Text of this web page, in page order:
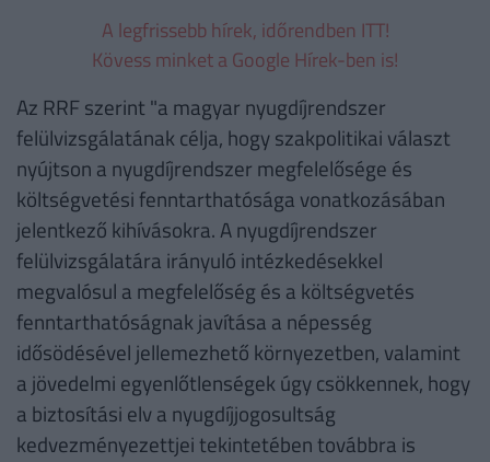
A legfrissebb hírek, időrendben ITT!
Kövess minket a Google Hírek-ben is!
Az RRF szerint "a magyar nyugdíjrendszer
felülvizsgálatának célja, hogy szakpolitikai választ
nyújtson a nyugdíjrendszer megfelelősége és
költségvetési fenntarthatósága vonatkozásában
jelentkező kihívásokra. A nyugdíjrendszer
felülvizsgálatára irányuló intézkedésekkel
megvalósul a megfelelőség és a költségvetés
fenntarthatóságnak javítása a népesség
idősödésével jellemezhető környezetben, valamint
a jövedelmi egyenlőtlenségek úgy csökkennek, hogy
a biztosítási elv a nyugdíjjogosultság
kedvezményezettjei tekintetében továbbra is